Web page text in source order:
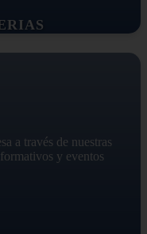
a través de nuestras
y eventos